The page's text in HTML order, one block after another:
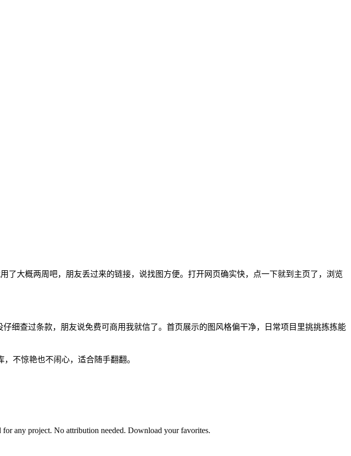
了大概两周吧，朋友丢过来的链接，说找图方便。打开网页确实快，点一下就到主页了，浏览
查过条款，朋友说免费可商用我就信了。首页展示的图风格偏干净，日常项目里挑挑拣拣能
不惊艳也不闹心，适合随手翻翻。
any project. No attribution needed. Download your favorites.